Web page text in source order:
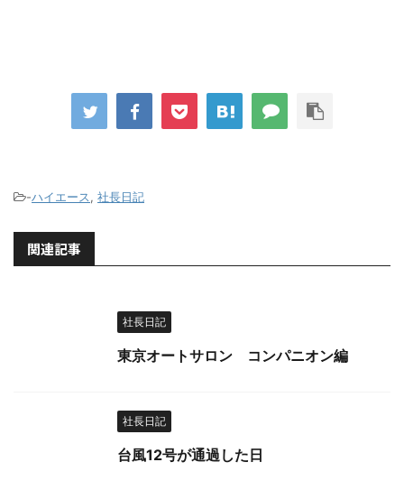
-ハイエース, 社長日記
関連記事
社長日記
東京オートサロン コンパニオン編
社長日記
台風12号が通過した日